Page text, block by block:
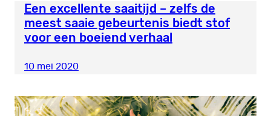
Een excellente saaitijd – zelfs de
meest saaie gebeurtenis biedt stof
voor een boeiend verhaal
10 mei 2020